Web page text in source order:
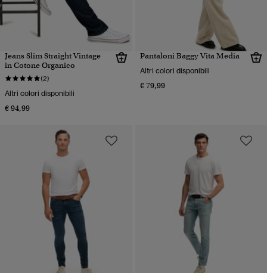
Jeans Slim Straight Vintage
in Cotone Organico
(2)
Altri colori disponibili
€ 94,99
Pantaloni Baggy Vita Media
Altri colori disponibili
€ 79,99